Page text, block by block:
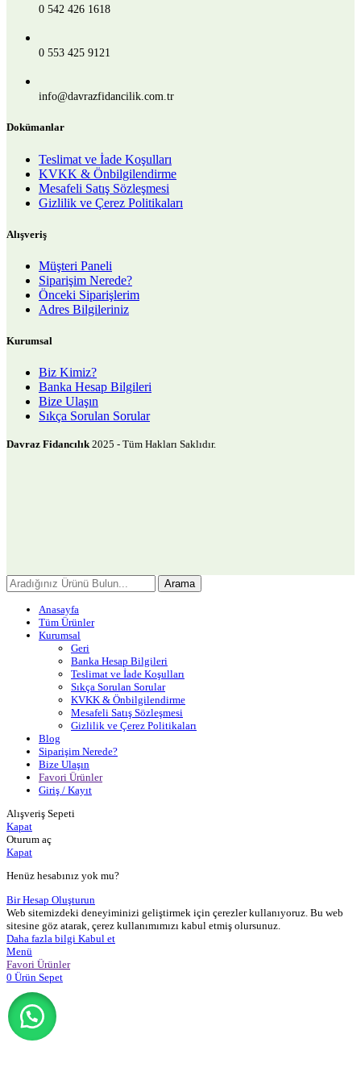
0 542 426 1618
0 553 425 9121
info@davrazfidancilik.com.tr
Dokümanlar
Teslimat ve İade Koşulları
KVKK & Önbilgilendirme
Mesafeli Satış Sözleşmesi
Gizlilik ve Çerez Politikaları
Alışveriş
Müşteri Paneli
Siparişim Nerede?
Önceki Siparişlerim
Adres Bilgileriniz
Kurumsal
Biz Kimiz?
Banka Hesap Bilgileri
Bize Ulaşın
Sıkça Sorulan Sorular
Davraz Fidancılık2025 - Tüm Hakları Saklıdır.
Arama
Anasayfa
Tüm Ürünler
Kurumsal
Geri
Banka Hesap Bilgileri
Teslimat ve İade Koşulları
Sıkça Sorulan Sorular
KVKK & Önbilgilendirme
Mesafeli Satış Sözleşmesi
Gizlilik ve Çerez Politikaları
Blog
Siparişim Nerede?
Bize Ulaşın
Favori Ürünler
Giriş / Kayıt
Alışveriş Sepeti
Kapat
Oturum aç
Kapat
Henüz hesabınız yok mu?
Bir Hesap Oluşturun
Web sitemizdeki deneyiminizi geliştirmek için çerezler kullanıyoruz. Bu web
sitesine göz atarak, çerez kullanımımızı kabul etmiş olursunuz.
Daha fazla bilgi Daha
Kabul et
Menü
Favori Ürünler
0 Ürün Sepet